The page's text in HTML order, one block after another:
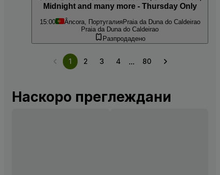
Midnight and many more - Thursday Only
15:00 Âncora, Португалия Praia da Duna do Caldeirao
Praia da Duna do Caldeirao
Разпродадено
1 2 3 4 ... 80
Наскоро преглеждани